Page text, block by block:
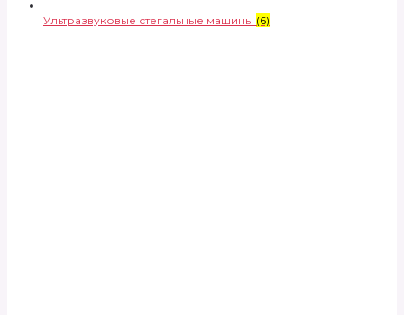
Ультразвуковые стегальные машины (6)